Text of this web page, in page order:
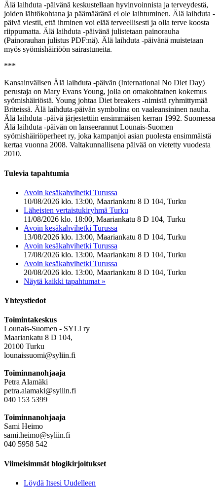
Älä laihduta -päivänä keskustellaan hyvinvoinnista ja terveydestä,
joiden lähtökohtana ja päämääränä ei ole laihtuminen. Älä laihduta -
päivä viestii, että ihminen voi elää terveellisesti ja olla terve koosta
riippumatta. Älä laihduta -päivänä julistetaan painorauha
(Painorauhan julistus PDF:nä). Älä laihduta -päivänä muistetaan
myös syömishäiriöön sairastuneita.
***
Kansainvälisen Älä laihduta -päivän (International No Diet Day)
perustaja on Mary Evans Young, jolla on omakohtainen kokemus
syömishäiriöstä. Young johtaa Diet breakers -nimistä ryhmittymää
Briteissä. Älä laihduta-päivän symbolina on vaaleansininen nauha.
Älä laihduta -päivä järjestettiin ensimmäisen kerran 1992. Suomessa
Älä laihduta -päivän on lanseerannut Lounais-Suomen
syömishäiriöperheet ry, joka kampanjoi asian puolesta ensimmäistä
kertaa vuonna 2008. Valtakunnallisena päivää on vietetty vuodesta
2010.
Tulevia tapahtumia
Avoin kesäkahvihetki Turussa
10/08/2026 klo. 13:00, Maariankatu 8 D 104, Turku
Läheisten vertaistukiryhmä Turku
11/08/2026 klo. 18:00, Maariankatu 8 D 104, Turku
Avoin kesäkahvihetki Turussa
13/08/2026 klo. 13:00, Maariankatu 8 D 104, Turku
Avoin kesäkahvihetki Turussa
17/08/2026 klo. 13:00, Maariankatu 8 D 104, Turku
Avoin kesäkahvihetki Turussa
20/08/2026 klo. 13:00, Maariankatu 8 D 104, Turku
Näytä kaikki tapahtumat »
Yhteystiedot
Toimintakeskus
Lounais-Suomen - SYLI ry
Maariankatu 8 D 104,
20100 Turku
lounaissuomi@syliin.fi
Toiminnanohjaaja
Petra Alamäki
petra.alamaki@syliin.fi
040 153 5399
Toiminnanohjaaja
Sami Heimo
sami.heimo@syliin.fi
040 5958 542
Viimeisimmät blogikirjoitukset
Löydä Itsesi Uudelleen